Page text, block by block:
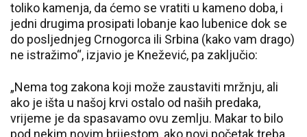
toliko kamenja, da ćemo se vratiti u kameno doba, i
jedni drugima prosipati lobanje kao lubenice dok se
do posljednjeg Crnogorca ili Srbina (kako vam drago)
ne istražimo“, izjavio je Knežević, pa zaključio:
„Nema tog zakona koji može zaustaviti mržnju, ali
ako je išta u našoj krvi ostalo od naših predaka,
vrijeme je da spasavamo ovu zemlju. Makar to bilo
pod nekim novim brijestom, ako novi početak treba